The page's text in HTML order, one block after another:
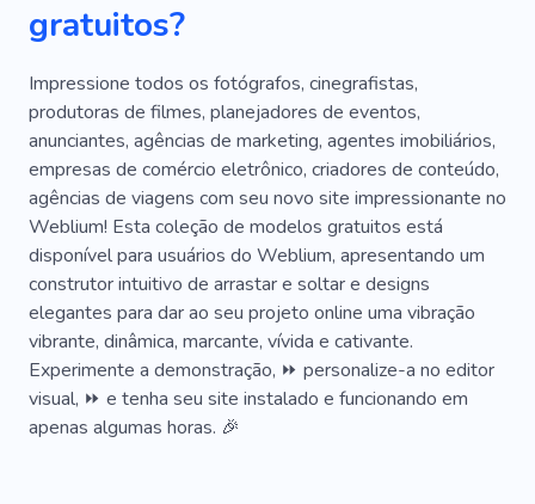
Roupas
Sessão De Fotos
Fotógrafo De Tiro
Vídeo
Iluminação
Escritório
Trabalhar YouTube
Oficina
Desenvolvimento Web
Professor
Aula
Lição
Vimeo Treinamento
Vlog
Curso
Cinegrafista
Sombras
Blogueiro Do YouTube
Agência
Pista
Campanha
Programação
Carreira
À Moda
Estilista
gratuitos?
Impressione todos os fotógrafos, cinegrafistas,
produtoras de filmes, planejadores de eventos,
anunciantes, agências de marketing, agentes imobiliários,
empresas de comércio eletrônico, criadores de conteúdo,
agências de viagens com seu novo site impressionante no
Weblium! Esta coleção de modelos gratuitos está
disponível para usuários do Weblium, apresentando um
construtor intuitivo de arrastar e soltar e designs
elegantes para dar ao seu projeto online uma vibração
vibrante, dinâmica, marcante, vívida e cativante.
Experimente a demonstração, ⏩ personalize-a no editor
visual, ⏩ e tenha seu site instalado e funcionando em
apenas algumas horas. 🎉